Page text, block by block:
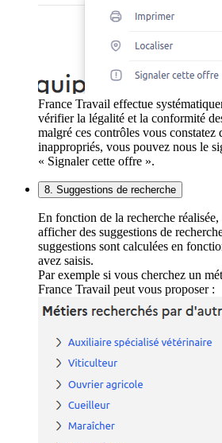
France Travail effectue
vérifier la légalité et la conformité
malgré ces contrôles vous constatez
inappropriés, vous pouvez nous le
« Signaler cette offre ».
8. Suggestions de recherche
En fonction de la recherche
afficher des suggestions de
suggestions sont calculées en
avez saisis.
Par exemple si vous cherchez un
France Travail peut vous proposer :